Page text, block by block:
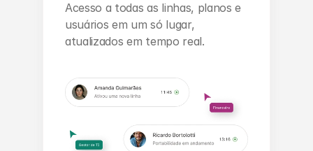
Acesso a todas as linhas, planos e
usuários em um só lugar,
atualizados em tempo real.